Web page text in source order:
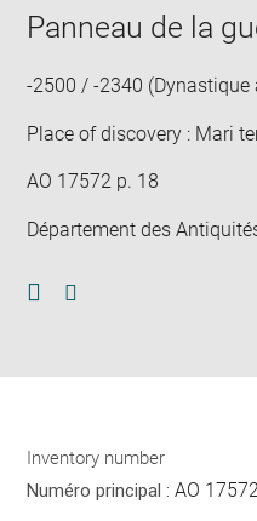
Panneau de la
-2500 / -2340 (Dynastique
Place of discovery : Mari
AO 17572 p. 18
Département des
Inventory number
Numéro principal :AO